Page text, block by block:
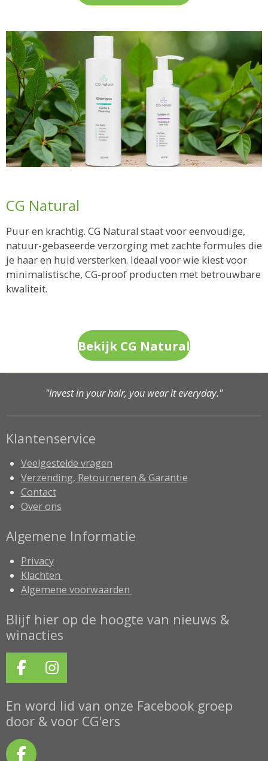
CG Natural
Puur en krachtig. CG Natural staat voor eenvoudige,
natuur-gebaseerde verzorging met zachte formules die
je haar en huid versterken. Ideaal voor wie kiest voor
minimalistische, CG-proof producten met betrouwbare
kwaliteit.
Bekijk CG Natural
"Invest in your hair, you wear it everyday."
Klantenservice
Veelgestelde vragen
Verzending, Retourneren & Garantie
Contact
Over ons
Algemene Informatie
Privacy
Klachten
Algemene voorwaarden
Blijf hier op de hoogte van nieuws &
winacties
F
a
c
e
b
o
I
n
s
t
a
En word lid van onze Facebook groep
door & voor CG'ers